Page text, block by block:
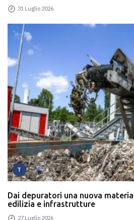
31 Luglio 2026
T
Dai depuratori una nuova
edilizia e infrastrutture
27 Luglio 2026